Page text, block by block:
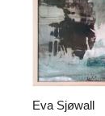
Eva Sjøwall